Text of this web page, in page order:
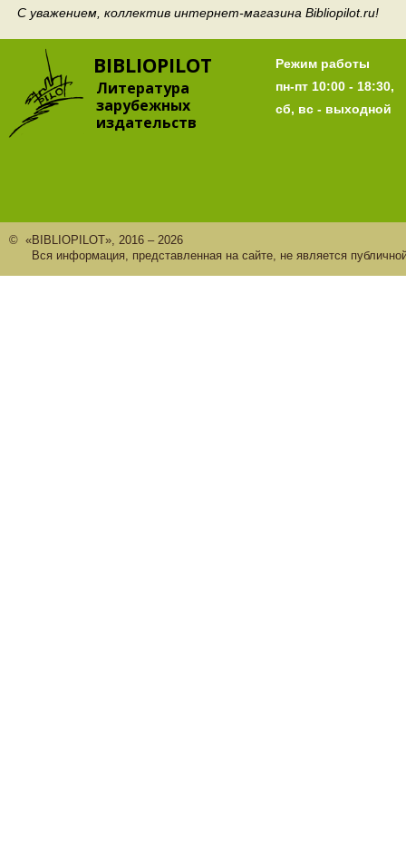
С уважением, коллектив интернет-магазина Bibliopilot.ru!
BIBLIOPILOT
Литература
зарубежных
издательств
Режим работы
пн-пт 10:00 - 18:30,
сб, вс - выходной
© «BIBLIOPILOT», 2016 – 2026
Вся информация, представленная на сайте, не является